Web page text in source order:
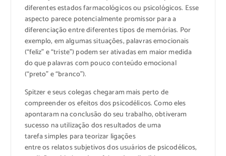
diferentes estados farmacológicos ou psicológicos. Esse
aspecto parece potencialmente promissor para a
diferenciação entre diferentes tipos de memórias. Por
exemplo, em algumas situações, palavras emocionais
(“feliz” e “triste”) podem ser ativadas em maior medida
do que palavras com pouco conteúdo emocional
(“preto” e “branco”).
Spitzer e seus colegas chegaram mais perto de
compreender os efeitos dos psicodélicos. Como eles
apontaram na conclusão do seu trabalho, obtiveram
sucesso na utilização dos resultados de uma
tarefa simples para teorizar ligações
entre os relatos subjetivos dos usuários de psicodélicos,